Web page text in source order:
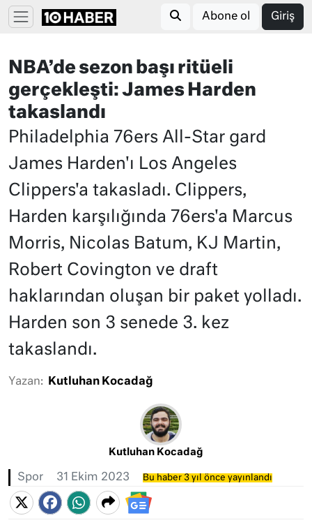
Abone ol Giriş
NBA’de sezon başı ritüeli
gerçekleşti: James Harden
takaslandı
Philadelphia 76ers All-Star gard
James Harden'ı Los Angeles
Clippers'a takasladı. Clippers,
Harden karşılığında 76ers'a Marcus
Morris, Nicolas Batum, KJ Martin,
Robert Covington ve draft
haklarından oluşan bir paket yolladı.
Harden son 3 senede 3. kez
takaslandı.
Yazan: Kutluhan Kocadağ
Kutluhan Kocadağ
Spor 31 Ekim 2023 Bu haber 3 yıl önce yayınlandı